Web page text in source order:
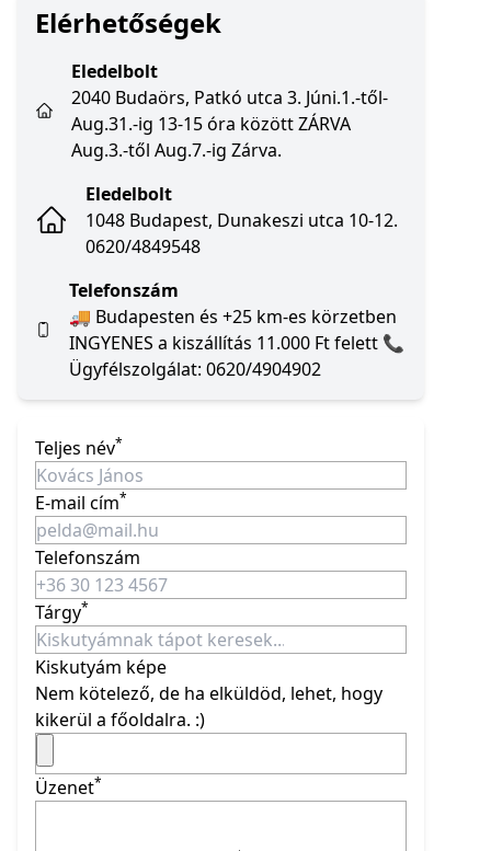
Elérhetőségek
Eledelbolt
2040 Budaörs, Patkó utca 3. Júni.1.-től-
Aug.31.-ig 13-15 óra között ZÁRVA
Aug.3.-től Aug.7.-ig Zárva.
Eledelbolt
1048 Budapest, Dunakeszi utca 10-12.
0620/4849548
Telefonszám
🚚 Budapesten és +25 km-es körzetben
INGYENES a kiszállítás 11.000 Ft felett 📞
Ügyfélszolgálat: 0620/4904902
Teljes név*
E-mail cím*
Telefonszám
Tárgy*
Kiskutyám képe
Nem kötelező, de ha elküldöd, lehet, hogy
kikerül a főoldalra. :)
Üzenet*